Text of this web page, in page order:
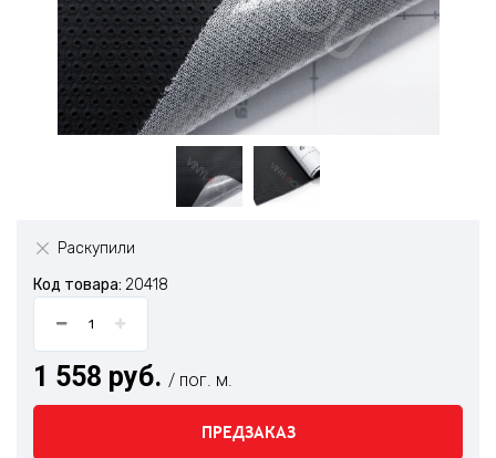
Раскупили
Код товара: 20418
1 558 руб. / пог. м.
ПРЕДЗАКАЗ